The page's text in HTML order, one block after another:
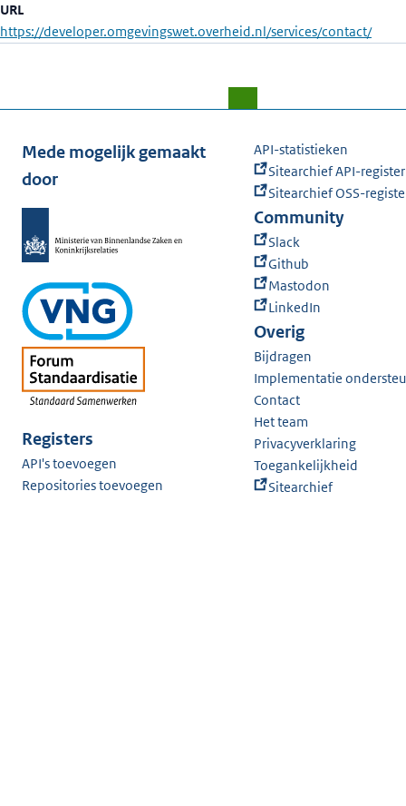
URL
https://developer.omgevingswet.overheid.nl/services/contact/
Mede mogelijk gemaakt
door
Registers
API's toevoegen
Repositories toevoegen
API-statistieken
Sitearchief API-register
Sitearchief OSS-
Community
Slack
Github
Mastodon
LinkedIn
Overig
Bijdragen
Implementatie
Contact
Het team
Privacyverklaring
Toegankelijkheid
Sitearchief